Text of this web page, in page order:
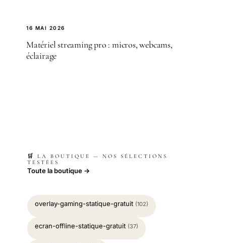
16 MAI 2026
Matériel streaming pro : micros, webcams,
éclairage
🛒 LA BOUTIQUE — NOS SÉLECTIONS
TESTÉES
Toute la boutique →
overlay-gaming-statique-gratuit (102)
ecran-offline-statique-gratuit (37)